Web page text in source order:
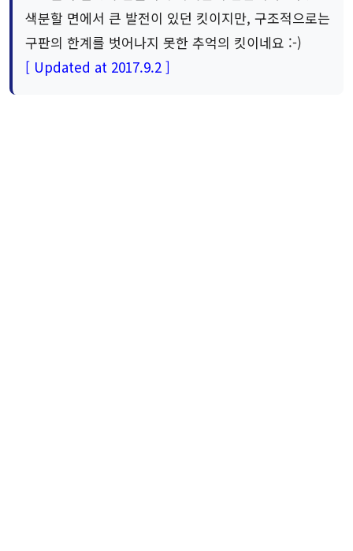
색분할 면에서 큰 발전이 있던 킷이지만, 구조적으로는
구판의 한계를 벗어나지 못한 추억의 킷이네요 :-)
[ Updated at 2017.9.2 ]